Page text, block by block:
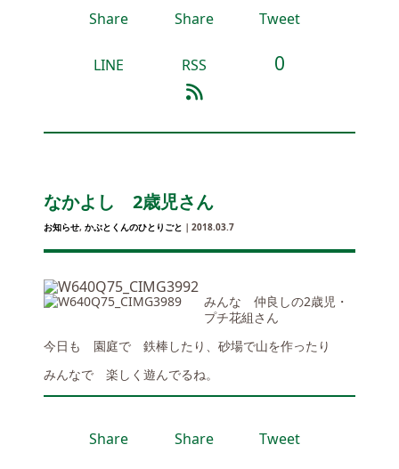
Share Share Tweet
LINE RSS 0
なかよし 2歳児さん
お知らせ, かぶとくんのひとりごと ｜2018.03.7
みんな 仲良しの2歳児・
プチ花組さん
今日も 園庭で 鉄棒したり、砂場で山を作ったり
みんなで 楽しく遊んでるね。
Share Share Tweet